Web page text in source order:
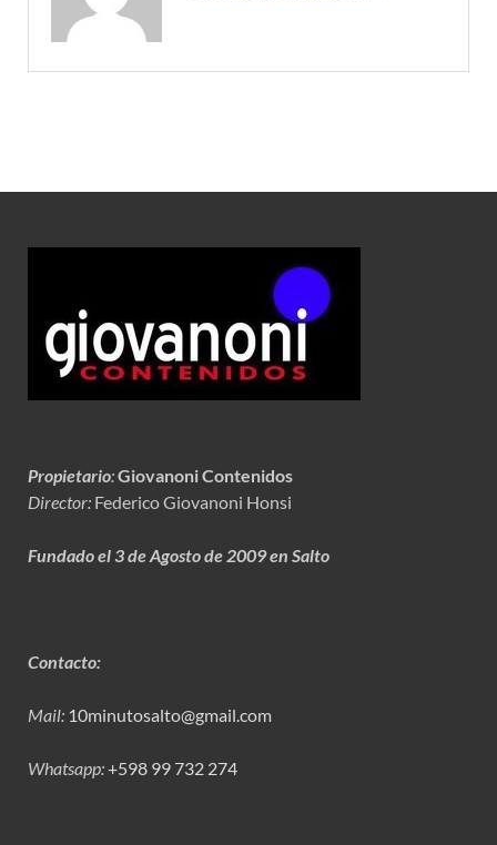
Propietario:Giovanoni Contenidos
Director: Federico Giovanoni Honsi
Fundado el 3 de Agosto de 2009 en Salto
Contacto:
Mail: 10minutosalto@gmail.com
Whatsapp:+598 99 732 274